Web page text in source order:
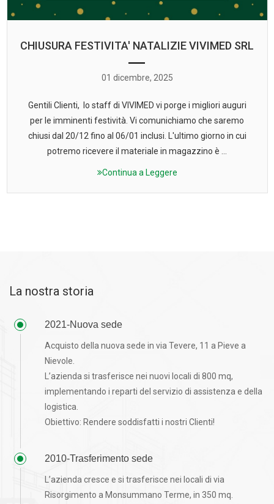
CHIUSURA FESTIVITA' NATALIZIE VIVIMED SRL
01 dicembre, 2025
Gentili Clienti, lo staff di VIVIMED vi porge i migliori auguri
per le imminenti festività. Vi comunichiamo che saremo
chiusi dal 20/12 fino al 06/01 inclusi. L'ultimo giorno in cui
potremo ricevere il materiale in magazzino è ...
Continua a Leggere
La nostra storia
2021-Nuova sede
Acquisto della nuova sede in via Tevere, 11 a Pieve a
Nievole.
L’azienda si trasferisce nei nuovi locali di 800 mq,
implementando i reparti del servizio di assistenza e della
logistica.
Obiettivo: Rendere soddisfatti i nostri Clienti!
2010-Trasferimento sede
L’azienda cresce e si trasferisce nei locali di via
Risorgimento a Monsummano Terme, in 350 mq.